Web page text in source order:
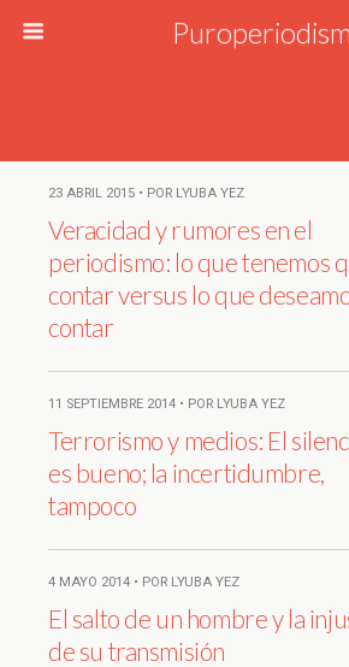
23 ABRIL 2015 • POR LYUBA YEZ
Veracidad y rumores en el
periodismo: lo que tenemos
contar versus lo que
contar
11 SEPTIEMBRE 2014 • POR LYUBA YEZ
Terrorismo y medios: El
es bueno; la incertidumbre,
tampoco
4 MAYO 2014 • POR LYUBA YEZ
El salto de un hombre y la
de su transmisión